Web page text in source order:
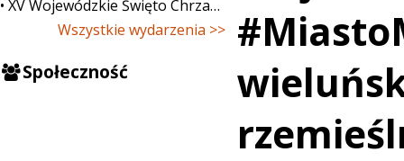
XV Wojewódzkie Święto Chrzanu
Wszystkie wydarzenia >>
Społeczność